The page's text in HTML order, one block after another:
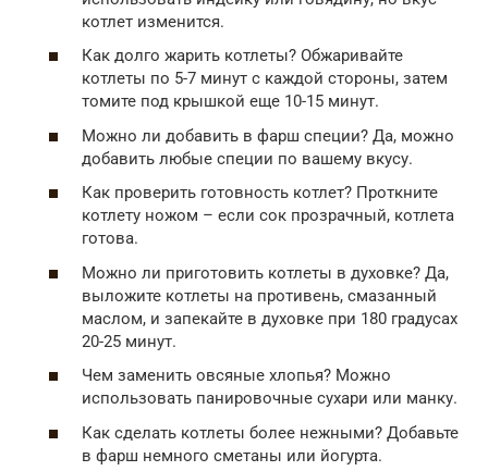
котлет изменится.
Как долго жарить котлеты? Обжаривайте
котлеты по 5-7 минут с каждой стороны, затем
томите под крышкой еще 10-15 минут.
Можно ли добавить в фарш специи? Да, можно
добавить любые специи по вашему вкусу.
Как проверить готовность котлет? Проткните
котлету ножом – если сок прозрачный, котлета
готова.
Можно ли приготовить котлеты в духовке? Да,
выложите котлеты на противень, смазанный
маслом, и запекайте в духовке при 180 градусах
20-25 минут.
Чем заменить овсяные хлопья? Можно
использовать панировочные сухари или манку.
Как сделать котлеты более нежными? Добавьте
в фарш немного сметаны или йогурта.